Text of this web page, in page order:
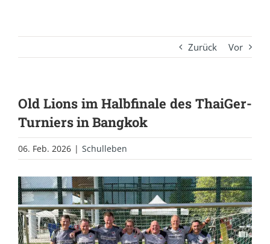
Zurück Vor
Old Lions im Halbfinale des ThaiGer-
Turniers in Bangkok
06. Feb. 2026 | Schulleben